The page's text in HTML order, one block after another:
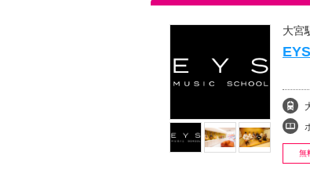
大宮
無